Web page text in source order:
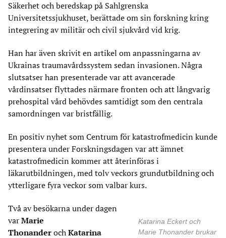
Säkerhet och beredskap på Sahlgrenska
Universitetssjukhuset, berättade om sin forskning kring
integrering av militär och civil sjukvård vid krig.
Han har även skrivit en artikel om anpassningarna av
Ukrainas traumavårdssystem sedan invasionen. Några
slutsatser han presenterade var att avancerade
vårdinsatser flyttades närmare fronten och att långvarig
prehospital vård behövdes samtidigt som den centrala
samordningen var bristfällig.
En positiv nyhet som Centrum för katastrofmedicin kunde
presentera under Forskningsdagen var att ämnet
katastrofmedicin kommer att återinföras i
läkarutbildningen, med tolv veckors grundutbildning och
ytterligare fyra veckor som valbar kurs.
Katarina Eckert och
Marie Thonander brukar
Två av besökarna under dagen
var Marie
Thonander och Katarina